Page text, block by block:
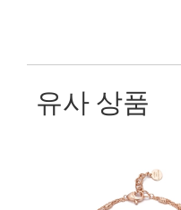
유사 상품